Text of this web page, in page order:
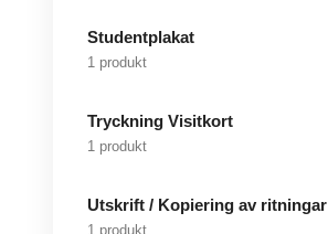
Studentplakat
1 produkt
Tryckning Visitkort
1 produkt
Utskrift / Kopiering av ritningar
1 produkt